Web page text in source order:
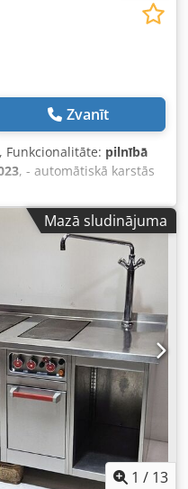
Zvanīt
, Funkcionalitāte: pilnībā
, - automātiskā karstās
- korozijizturīgs
karstās
automātiskā
7 collu lietotājam
- Iepriekš iestatāma
uzglabāšana (līdz 100
laika,
un cikla starta
- Dzesēšanas process –
un ātrs dzesēšanas
maiņa - Bīdāmā
ūdens dzesēšanas
apkures un
1 colla, 1½ collas, 2
- Barošanas spriegums:
dizains
Mazā sludinājuma
1 / 13